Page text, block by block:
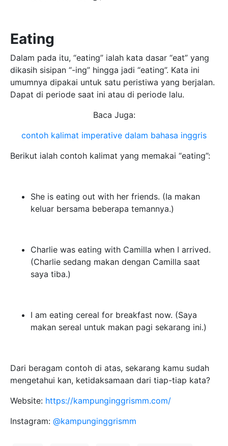
Eating
Dalam pada itu, “eating” ialah kata dasar “eat” yang
dikasih sisipan “-ing” hingga jadi “eating”. Kata ini
umumnya dipakai untuk satu peristiwa yang berjalan.
Dapat di periode saat ini atau di periode lalu.
Baca Juga:
contoh kalimat imperative dalam bahasa inggris
Berikut ialah contoh kalimat yang memakai “eating”:
She is eating out with her friends. (Ia makan
keluar bersama beberapa temannya.)
Charlie was eating with Camilla when I arrived.
(Charlie sedang makan dengan Camilla saat
saya tiba.)
I am eating cereal for breakfast now. (Saya
makan sereal untuk makan pagi sekarang ini.)
Dari beragam contoh di atas, sekarang kamu sudah
mengetahui kan, ketidaksamaan dari tiap-tiap kata?
Website: https://kampunginggrismm.com/
Instagram: @kampunginggrismm